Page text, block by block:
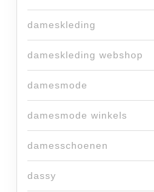
dameskleding
dameskleding webshop
damesmode
damesmode winkels
damesschoenen
dassy